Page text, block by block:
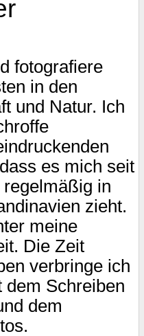
fotografiere
in den
und Natur. Ich
es mich seit
in
zieht.
meine
Die Zeit
verbringe ich
dem Schreiben
dem